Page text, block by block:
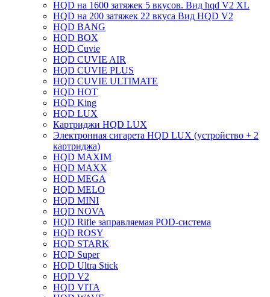
HQD на 1600 затяжек 5 вкусов. Вид hqd V2 XL
HQD на 200 затяжек 22 вкуса Вид HQD V2
HQD BANG
HQD BOX
HQD Cuvie
HQD CUVIE AIR
HQD CUVIE PLUS
HQD CUVIE ULTIMATE
HQD HOT
HQD King
HQD LUX
Картриджи HQD LUX
Электронная сигарета HQD LUX (устройство + 2
картриджа)
HQD MAXIM
HQD MAXX
HQD MEGA
HQD MELO
HQD MINI
HQD NOVA
HQD Rifle заправляемая POD-система
HQD ROSY
HQD STARK
HQD Super
HQD Ultra Stick
HQD V2
HQD VITA